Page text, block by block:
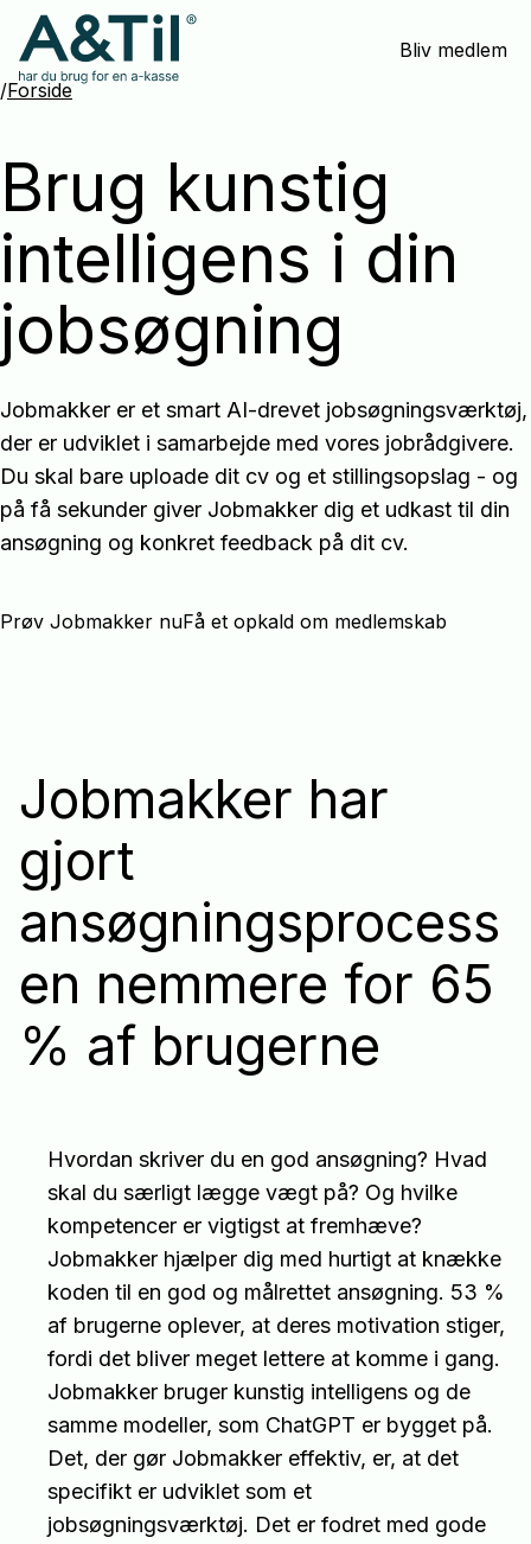
Spring
menu
over
til
indhold
Bliv medlem
/Forside
Brug kunstig
intelligens i din
jobsøgning
Jobmakker er et smart AI-drevet jobsøgningsværktøj,
der er udviklet i samarbejde med vores jobrådgivere.
Du skal bare uploade dit cv og et stillingsopslag - og
på få sekunder giver Jobmakker dig et udkast til din
ansøgning og konkret feedback på dit cv.
Prøv Jobmakker nuFå et opkald om medlemskab
Jobmakker har
gjort
ansøgningsprocess
en nemmere for 65
% af brugerne
Hvordan skriver du en god ansøgning? Hvad
skal du særligt lægge vægt på? Og hvilke
kompetencer er vigtigst at fremhæve?
Jobmakker hjælper dig med hurtigt at knække
koden til en god og målrettet ansøgning. 53 %
af brugerne oplever, at deres motivation stiger,
fordi det bliver meget lettere at komme i gang.
Jobmakker bruger kunstig intelligens og de
samme modeller, som ChatGPT er bygget på.
Det, der gør Jobmakker effektiv, er, at det
specifikt er udviklet som et
jobsøgningsværktøj. Det er fodret med gode